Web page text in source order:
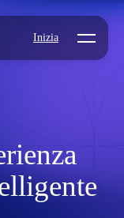
Inizia Open